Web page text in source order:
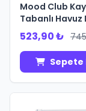
Mood Club
Tabanlı Havuz
Ayakkabısı
523,90 ₺
Sepete